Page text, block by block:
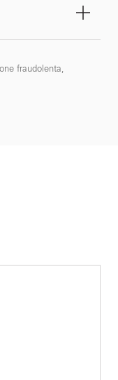
fraudolenta,